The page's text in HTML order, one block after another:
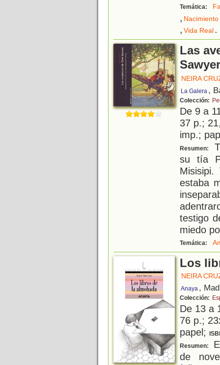
Temática:
,
, Vida Real.
Las
Sawyer
NEIRA
La Galera ,
Colección:
De 9 a
37 p.;
imp.;
Resumen:
su tía
estaba
testigo
miedo
Temática:
Los
NEIRA
Anaya ,
Colección:
De 13 a
76 p.;
papel;
Resumen:
de